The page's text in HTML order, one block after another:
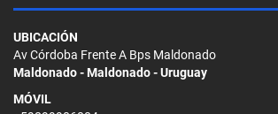
UBICACIÓN
Av Córdoba Frente A Bps Maldonado
Maldonado - Maldonado - Uruguay
MÓVIL